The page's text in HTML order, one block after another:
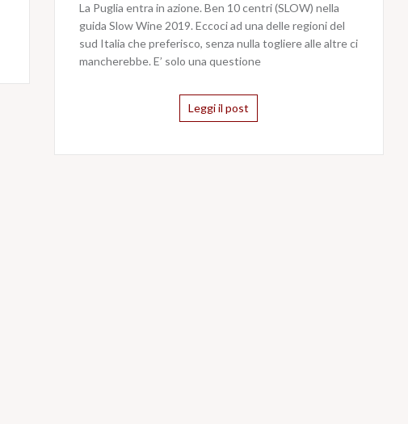
La Puglia entra in azione. Ben 10 centri (SLOW) nella
guida Slow Wine 2019. Eccoci ad una delle regioni del
sud Italia che preferisco, senza nulla togliere alle altre ci
mancherebbe. E’ solo una questione
Leggi il post